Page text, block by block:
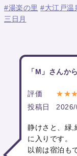
#湯楽の里 #大江戸温
三日月
「M」さんか
評価
投稿日
静けさと、緑,
に入りです。
以前は宿泊も